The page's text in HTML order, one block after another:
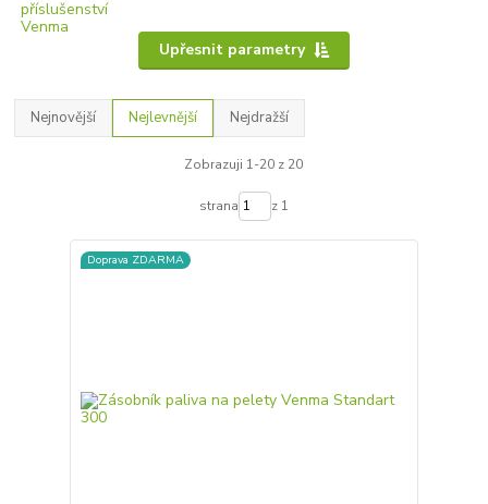
Upřesnit parametry
Nejnovější Nejlevnější Nejdražší
Zobrazuji 1-20 z 20
strana z 1
Doprava ZDARMA